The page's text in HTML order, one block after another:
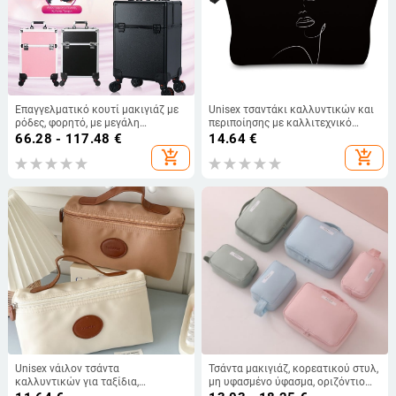
Επαγγελματικό κουτί μακιγιάζ με
ρόδες, φορητό, με μεγάλη
χωρητικότητα, κλειδωτό, για
μανικιούρ, τατουάζ και κομμωτική
66.28 - 117.48 €
add_shopping_cart
Unisex τσαντάκι καλλυντικών και
περιποίησης με καλλιτεχνικό
σχέδιο προσώπου σε γραμμικό
στυλ, εξωτερικό πολυεστέρας και
επένδυση πολυεστέρα
14.64€
add_shopping_cart
Unisex νάιλον τσάντα
καλλυντικών για ταξίδια,
Τσάντα μακιγιάζ, κορεατικού στυλ,
μη υφασμένο ύφασμα, οριζόντιο